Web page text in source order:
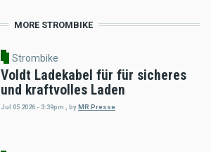
MORE STROMBIKE
Strombike
Voldt Ladekabel für für sicheres
und kraftvolles Laden
Jul 05 2026 - 3:39pm byMR Presse